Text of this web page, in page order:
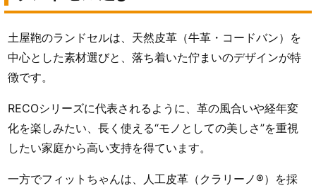
土屋鞄のランドセルは、天然皮革（牛革・コードバン）を
中心とした素材選びと、落ち着いた佇まいのデザインが特
徴です。
RECOシリーズに代表されるように、革の風合いや経年変
化を楽しみたい、長く使える“モノとしての美しさ”を重視
したい家庭から高い支持を得ています。
一方でフィットちゃんは、人工皮革（クラリーノ®）を採